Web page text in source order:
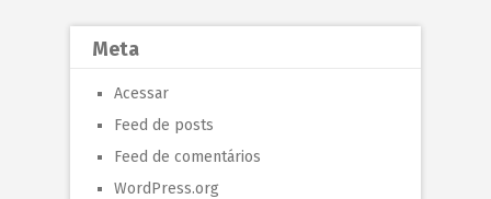
Meta
Acessar
Feed de posts
Feed de comentários
WordPress.org